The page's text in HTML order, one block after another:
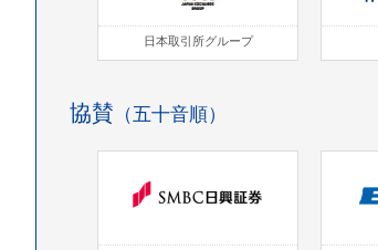
日本取引所グループ
協賛 （五十音順）